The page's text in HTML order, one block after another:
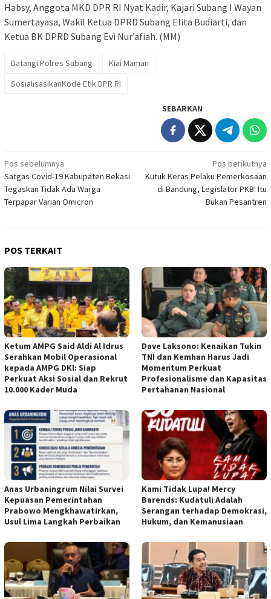
Habsy, Anggota MKD DPR RI Nyat Kadir, Kajari Subang I Wayan
Sumertayasa, Wakil Ketua DPRD Subang Elita Budiarti, dan
Ketua BK DPRD Subang Evi Nur’afiah. (MM)
Datangi Polres Subang
Kiai Maman
SosialisasikanKode Etik DPR RI
SEBARKAN
Navigasi
pos
Pos sebelumnya
Satgas Covid-19 Kabupaten Bekasi
Tegaskan Tidak Ada Warga
Terpapar Varian Omicron
Pos berikutnya
Kutuk Keras Pelaku Pemerkosaan
di Bandung, Legislator PKB: Itu
Bukan Pesantren
POS TERKAIT
Ketum AMPG Said Aldi Al Idrus
Serahkan Mobil Operasional
kepada AMPG DKI: Siap
Perkuat Aksi Sosial dan Rekrut
10.000 Kader Muda
Dave Laksono: Kenaikan Tukin
TNI dan Kemhan Harus Jadi
Momentum Perkuat
Profesionalisme dan Kapasitas
Pertahanan Nasional
Anas Urbaningrum Nilai Survei
Kepuasan Pemerintahan
Prabowo Mengkhawatirkan,
Usul Lima Langkah Perbaikan
Kami Tidak Lupa! Mercy
Barends: Kudatuli Adalah
Serangan terhadap Demokrasi,
Hukum, dan Kemanusiaan